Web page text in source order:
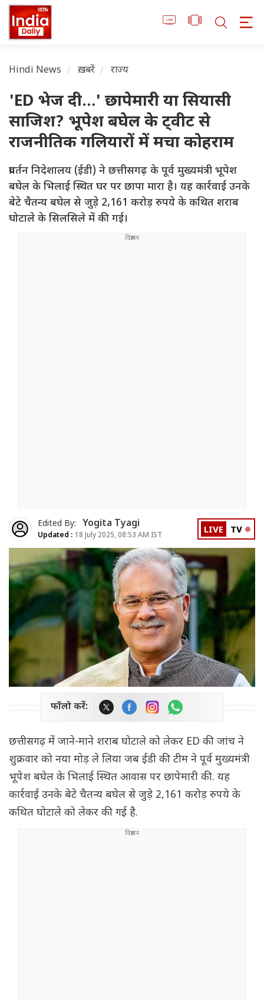
Hindi News ख़बरें राज्य
'ED भेज दी…' छापेमारी या सियासी
साजिश? भूपेश बघेल के ट्वीट से
राजनीतिक गलियारों में मचा कोहराम
प्रवर्तन निदेशालय (ईडी) ने छत्तीसगढ़ के पूर्व मुख्यमंत्री भूपेश
बघेल के भिलाई स्थित घर पर छापा मारा है। यह कार्रवाई उनके
बेटे चैतन्य बघेल से जुड़े 2,161 करोड़ रुपये के कथित शराब
घोटाले के सिलसिले में की गई।
Edited By: Yogita Tyagi
Updated : 18 July 2025, 08:53 AM IST LIVE TV
फॉलो करें:
छत्तीसगढ़ में जाने-माने शराब घोटाले को लेकर ED की जांच ने
शुक्रवार को नया मोड़ ले लिया जब ईडी की टीम ने पूर्व मुख्यमंत्री
भूपेश बघेल के भिलाई स्थित आवास पर छापेमारी की. यह
कार्रवाई उनके बेटे चैतन्य बघेल से जुड़े 2,161 करोड़ रुपये के
कथित घोटाले को लेकर की गई है.